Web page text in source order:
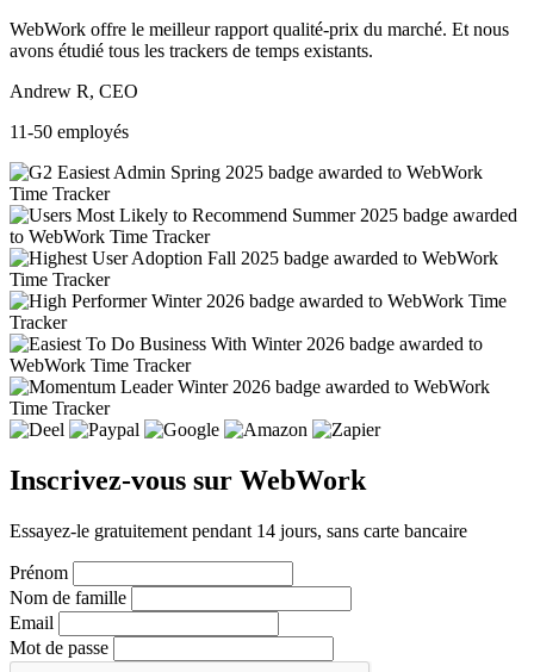
WebWork offre le meilleur rapport qualité-prix du marché. Et nous
avons étudié tous les trackers de temps existants.
Andrew R, CEO
11-50 employés
Inscrivez-vous sur WebWork
Essayez-le gratuitement pendant 14 jours, sans carte bancaire
Prénom
Nom de famille
Email
Mot de passe